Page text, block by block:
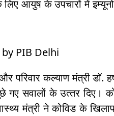
लिए आयुष के उपचारों में
by PIB Delhi
परिवार कल्याण मंत्री डॉ.
गए सवालों के उत्‍तर
मंत्री ने कोविड ​​के